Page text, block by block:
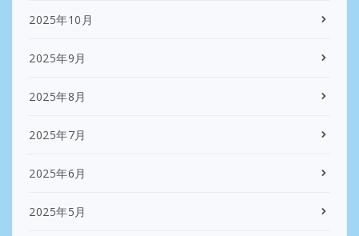
2025年10月
2025年9月
2025年8月
2025年7月
2025年6月
2025年5月